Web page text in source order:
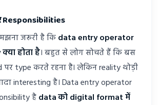
Responsibilities
जरूरी है किdata entry operator
होता है। बहुत से लोग सोचते हैं कि बस
पर type करते रहना है। लेकिन reality थोड़ी
interesting है। Data entry operator
हैdata को digital format में